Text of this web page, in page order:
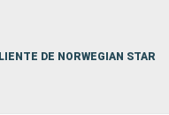
DE NORWEGIAN STAR